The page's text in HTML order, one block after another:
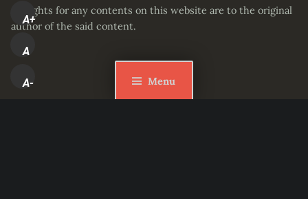
Menu
All rights for any contents on this website are to the original
author of the said content.
A+
A
A-